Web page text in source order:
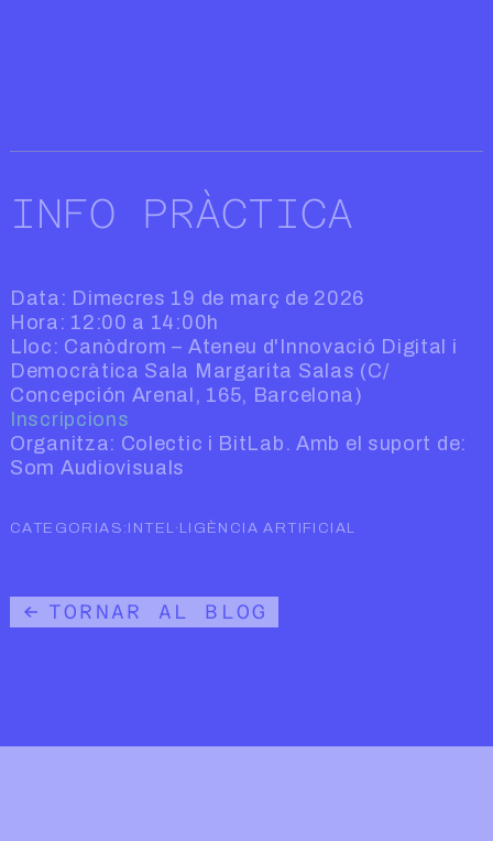
INFO PRÀCTICA
Data: Dimecres 19 de març de 2026
Hora: 12:00 a 14:00h
Lloc: Canòdrom – Ateneu d'Innovació Digital i
Democràtica Sala Margarita Salas (C/
Concepción Arenal, 165, Barcelona)
Inscripcions
Organitza: Colectic i BitLab. Amb el suport de:
Som Audiovisuals
CATEGORIAS: INTEL·LIGÈNCIA ARTIFICIAL
TORNAR AL BLOG